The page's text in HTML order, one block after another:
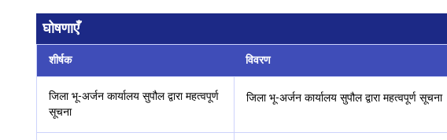
घोषणाएँ
शीर्षक विवरण
जिला भू-अर्जन कार्यालय सुपौल द्वारा महत्वपूर्ण
सूचना
जिला भू-अर्जन कार्यालय सुपौल द्वारा महत्वपूर्ण सूचना